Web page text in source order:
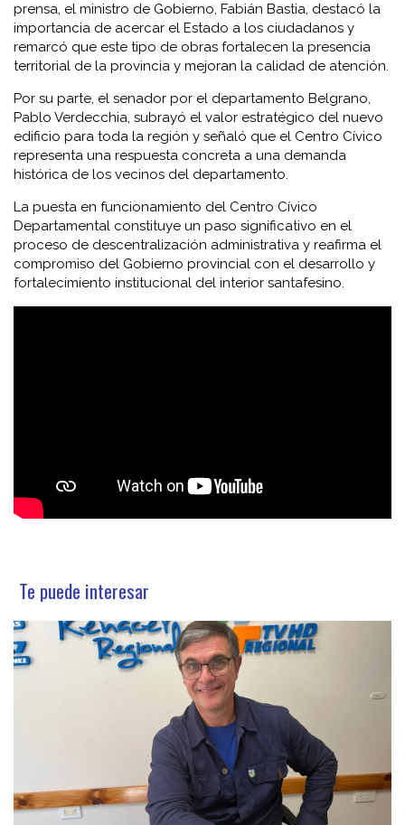
prensa, el ministro de Gobierno, Fabián Bastia, destacó la
importancia de acercar el Estado a los ciudadanos y
remarcó que este tipo de obras fortalecen la presencia
territorial de la provincia y mejoran la calidad de atención.
Por su parte, el senador por el departamento Belgrano,
Pablo Verdecchia, subrayó el valor estratégico del nuevo
edificio para toda la región y señaló que el Centro Cívico
representa una respuesta concreta a una demanda
histórica de los vecinos del departamento.
La puesta en funcionamiento del Centro Cívico
Departamental constituye un paso significativo en el
proceso de descentralización administrativa y reafirma el
compromiso del Gobierno provincial con el desarrollo y
fortalecimiento institucional del interior santafesino.
Te puede interesar